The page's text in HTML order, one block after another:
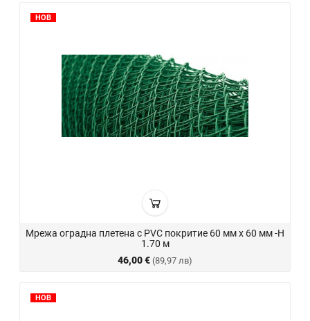
НОВ
Мрежа оградна плетена с PVC покритие 60 мм х 60 мм -H
1.70 м
46,00 € (89,97 лв)
НОВ